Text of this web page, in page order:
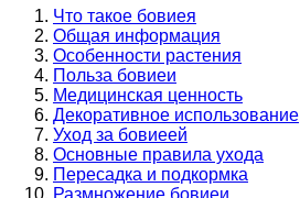
Что такое бовиея
Общая информация
Особенности растения
Польза бовиеи
Медицинская ценность
Декоративное использование
Уход за бовиеей
Основные правила ухода
Пересадка и подкормка
Размножение бовиеи